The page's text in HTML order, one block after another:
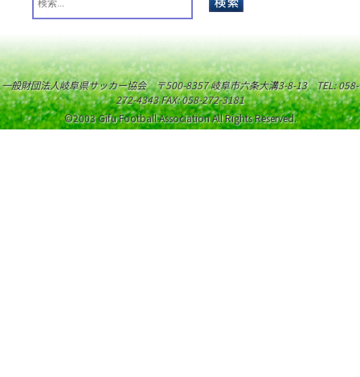
一般財団法人岐阜県サッカー協会 〒500-8357 岐阜市六条大溝3-8-13 TEL: 058-
272-4343 FAX: 058-272-3181
©2003 Gifu Football Association All Rights Reserved.